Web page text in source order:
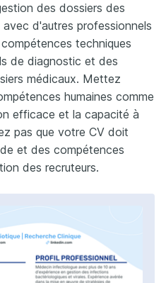
des dossiers des
d'autres professionnels
techniques
de diagnostic et des
médicaux. Mettez
humaines comme
efficace et la capacité à
pas que votre CV doit
et des compétences
des recruteurs.